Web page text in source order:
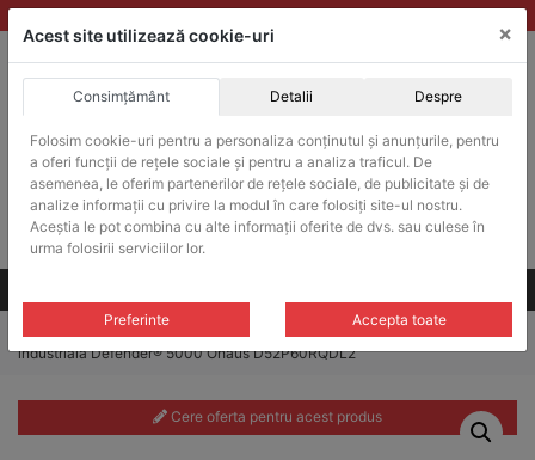
Skip
to
ACHIZITII PUBLICE
Produsele pot fi achizitionate si in sistemul SEAP / SICAP
Products
search
CAUTARE
Cere-ne oferta!
Balante industriale Balante industriale Defender® 5000
industriala Defender® 5000 Ohaus D52P60RQDL2
Cere oferta pentru acest produs
Acest site utilizează cookie-uri ×
Consimțământ Detalii Despre
Folosim cookie-uri pentru a personaliza conținutul și anunțurile, pentru
a oferi funcții de rețele sociale și pentru a analiza traficul. De
asemenea, le oferim partenerilor de rețele sociale, de publicitate și de
analize informații cu privire la modul în care folosiți site-ul nostru.
Aceștia le pot combina cu alte informații oferite de dvs. sau culese în
urma folosirii serviciilor lor.
Preferinte Accepta toate